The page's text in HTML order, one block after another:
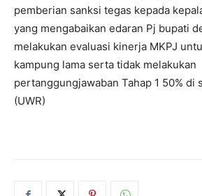
pemberian sanksi tegas kepada
yang mengabaikan edaran Pj bupati
melakukan evaluasi kinerja MKPJ
kampung lama serta tidak melakukan
pertanggungjawaban Tahap 1 50% di
(UWR)